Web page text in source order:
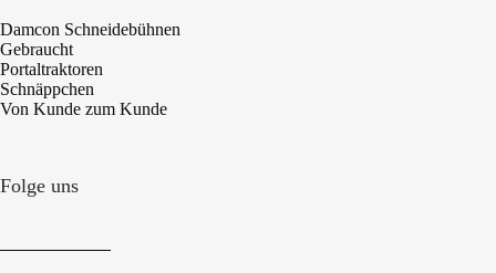
Damcon Schneidebühnen
Gebraucht
Portaltraktoren
Schnäppchen
Von Kunde zum Kunde
Folge uns